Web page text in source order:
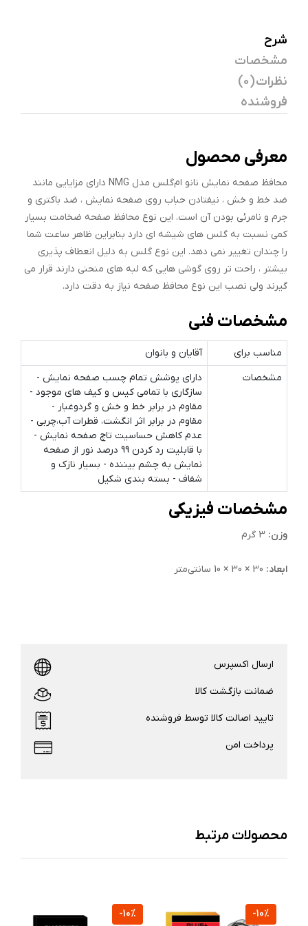
شرح
مشخصات
نظرات (0)
فروشنده
معرفی محصول
محافظ صفحه نمایش نانو ام‌گلس مدل NMG دارای مزایایی مانند
ضد خط و خش ، نیفتادن حباب روی صفحه نمایش ، ضد باکتری و
جرم و نامرئی بودن آن است. این نوع محافظ صفحه ضخامت بسیار
کمی نسبت به گلس های شیشه ای دارد بنابراین ظاهر ساعت شما
را چندان تغییر نمی دهد. این نوع گلس به دلیل انعطاف پذیری
بیشتر ، راحت تر روی گوشی هایی که لبه های منحنی دارند قرار می
گیرند ولی نصب این نوع محافظ صفحه نیاز به دقت دارد.
مشخصات فنی
مناسب برای
آقایان و بانوان
مشخصات
دارای پوشش تمام چسب صفحه نمایش -
سازگاری با تمامی کیس و کیف های موجود -
مقاوم در برابر خط و خش و گردوغبار -
مقاوم در برابر اثر انگشت، قطرات آب،چربی -
عدم کاهش حساسیت تاچ صفحه نمایش -
با قابلیت رد کردن 99 درصد نور از صفحه
نمایش به چشم بیننده - بسیار نازک و
شفاف - بسته بندی شکیل
مشخصات فیزیکی
وزن:
ابعاد:
ارسال اکسپرس
ضمانت بازگشت کالا
تایید اصالت کالا توسط فروشنده
پرداخت امن
محصولات مرتبط
-10%
-10%